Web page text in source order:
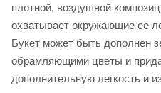
плотной, воздушной
охватывает окружающие ее
Букет может быть дополнен
обрамляющими цветы и
дополнительную легкость и